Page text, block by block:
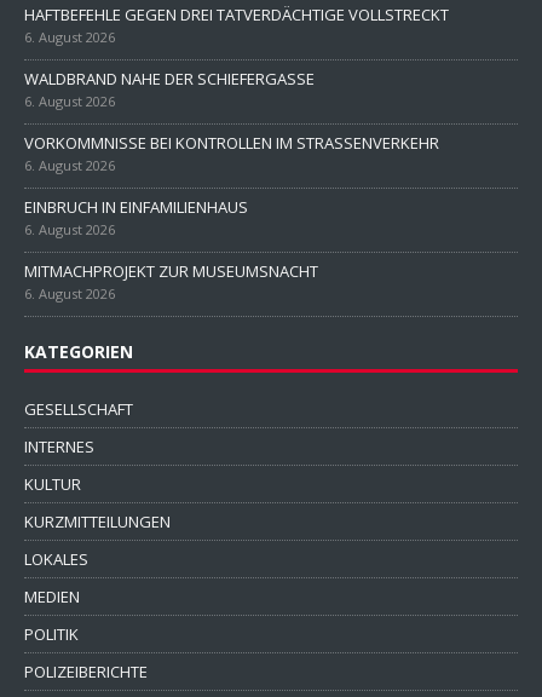
HAFTBEFEHLE GEGEN DREI TATVERDÄCHTIGE VOLLSTRECKT
6. August 2026
WALDBRAND NAHE DER SCHIEFERGASSE
6. August 2026
VORKOMMNISSE BEI KONTROLLEN IM STRASSENVERKEHR
6. August 2026
EINBRUCH IN EINFAMILIENHAUS
6. August 2026
MITMACHPROJEKT ZUR MUSEUMSNACHT
6. August 2026
KATEGORIEN
GESELLSCHAFT
INTERNES
KULTUR
KURZMITTEILUNGEN
LOKALES
MEDIEN
POLITIK
POLIZEIBERICHTE